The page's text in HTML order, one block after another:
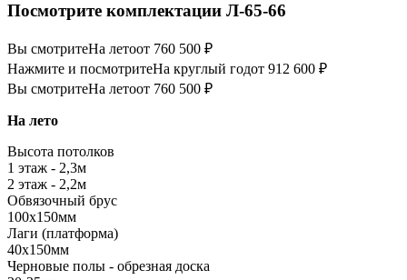
Посмотрите комплектации Л-65-66
Вы смотритеНа летоот 760 500 ₽
Нажмите и посмотритеНа круглый годот 912 600 ₽
Вы смотритеНа летоот 760 500 ₽
На лето
Высота потолков
1 этаж - 2,3м
2 этаж - 2,2м
Обвязочный брус
100х150мм
Лаги (платформа)
40х150мм
Черновые полы - обрезная доска